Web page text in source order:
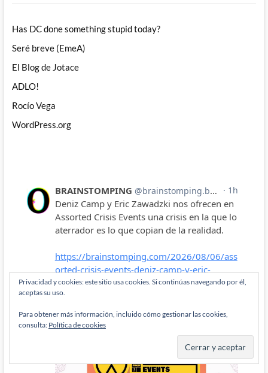
Has DC done something stupid today?
Seré breve (EmeA)
El Blog de Jotace
ADLO!
Rocío Vega
WordPress.org
Privacidad y cookies: este sitio usa cookies. Si continúas navegando por él,
aceptas su uso.
Para obtener más información, incluido cómo gestionar las cookies,
consulta: Política de cookies